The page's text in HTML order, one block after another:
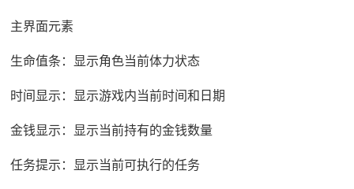
主界面元素
生命值条：显示角色当前体力状态
时间显示：显示游戏内当前时间和日期
金钱显示：显示当前持有的金钱数量
任务提示：显示当前可执行的任务